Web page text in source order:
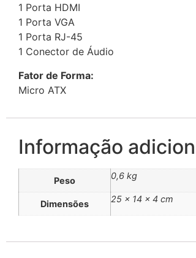
1 Porta HDMI
1 Porta VGA
1 Porta RJ-45
1 Conector de Áudio
Fator de Forma:
Micro ATX
Informação
Peso 0,6 kg
Dimensões 25 × 14 × 4 cm